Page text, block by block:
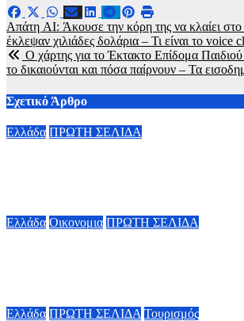
Πλοήγηση
άρθρων
Απάτη AI: Άκουσε την κόρη της να κλαίει στο
έκλεψαν χιλιάδες δολάρια – Τι είναι το voice
O χάρτης για το Έκτακτο Επίδομα
το δικαιούνται και πόσα παίρνουν – Τα
Σχετικό Άρθρο
Ελλάδα ΠΡΩΤΗ ΣΕΛΙΔΑ
Ελλάδα Οικονομια ΠΡΩΤΗ ΣΕΛΙΔΑ
Ελλάδα ΠΡΩΤΗ ΣΕΛΙΔΑ Τουρισμός